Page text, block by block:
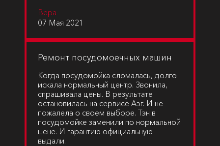
Вера
07 Мая 2021
Ремонт посудомоечных машин
Когда посудомойка сломалась, долго
искала нормальный центр. Звонила,
спрашивала цены. В результате
остановилась на сервисе Аэг. И не
пожалела о своем выборе. Тэн в
посудомойке заменили по нормальной
цене. И гарантию официальную
выдали.